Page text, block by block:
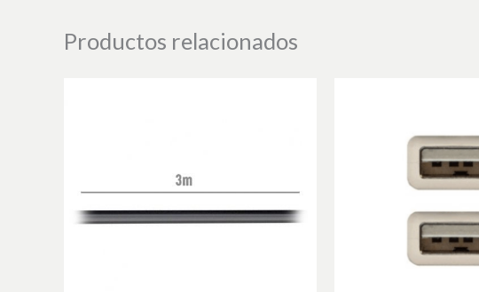
Productos relacionados